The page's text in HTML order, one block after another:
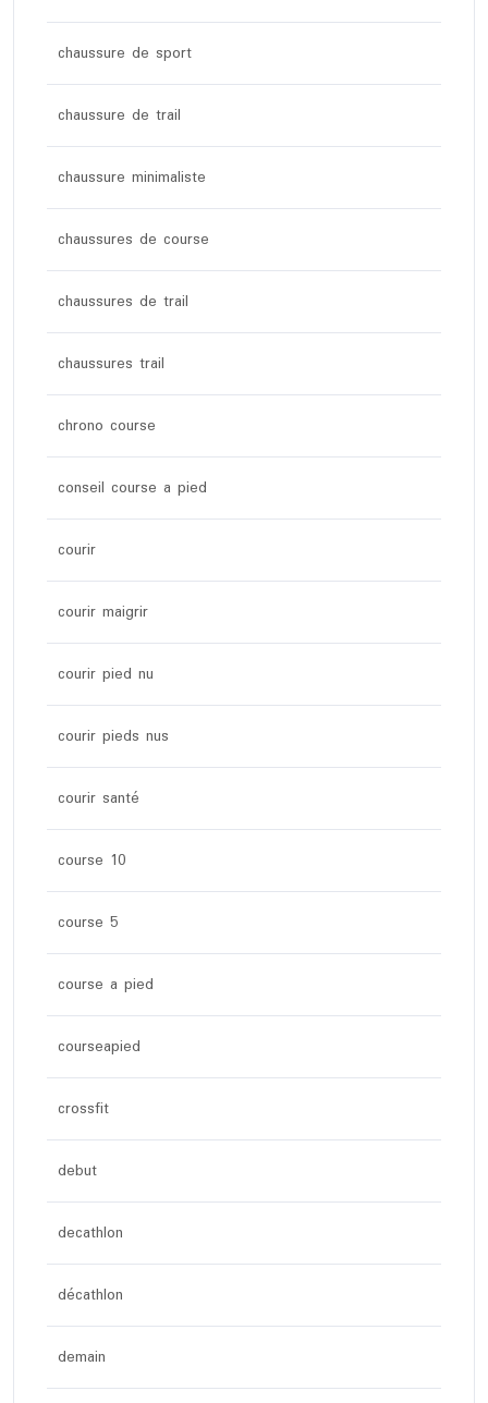
chaussure de sport
chaussure de trail
chaussure minimaliste
chaussures de course
chaussures de trail
chaussures trail
chrono course
conseil course a pied
courir
courir maigrir
courir pied nu
courir pieds nus
courir santé
course 10
course 5
course a pied
courseapied
crossfit
debut
decathlon
décathlon
demain